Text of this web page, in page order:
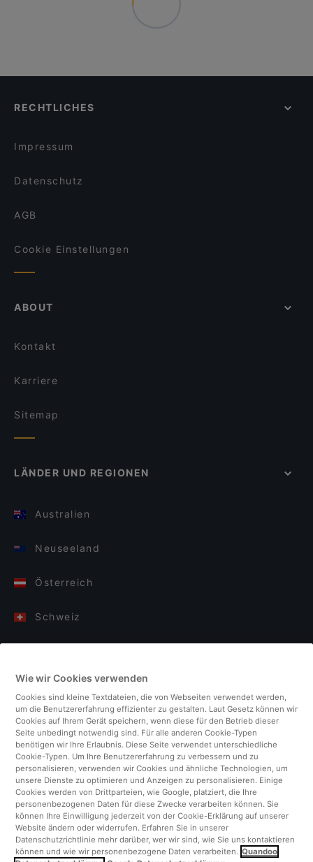
RECHTLICHES
Impressum
Datenschutz
AGB
Cookie Einstellungen
ABOUT
Kontakt
Karriere
Sitemap
LÄNDER UND REGIONEN
Australien
Neuseeland
Österreich
Schweiz
Italien
Finnland
Vereinigtes Königreich
Türkei
Niederlande
Singapur
Wie wir Cookies verwenden
Cookies sind kleine Textdateien, die von Webseiten verwendet werden,
um die Benutzererfahrung effizienter zu gestalten. Laut Gesetz können wir
Cookies auf Ihrem Gerät speichern, wenn diese für den Betrieb dieser
Seite unbedingt notwendig sind. Für alle anderen Cookie-Typen
benötigen wir Ihre Erlaubnis. Diese Seite verwendet unterschiedliche
Cookie-Typen. Um Ihre Benutzererfahrung zu verbessern und zu
personalisieren, verwenden wir Cookies und ähnliche Technologien, um
unsere Dienste zu optimieren und Anzeigen zu personalisieren. Einige
Cookies werden von Drittparteien, wie Google, platziert, die Ihre
personenbezogenen Daten für diese Zwecke verarbeiten können. Sie
können Ihre Einwilligung jederzeit von der Cookie-Erklärung auf unserer
Website ändern oder widerrufen. Erfahren Sie in unserer
Datenschutzrichtlinie mehr darüber, wer wir sind, wie Sie uns kontaktieren
können und wie wir personenbezogene Daten verarbeiten. Quandoo